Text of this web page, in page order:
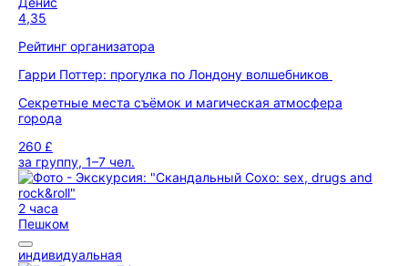
4,35
Рейтинг организатора
Гарри Поттер: прогулка по Лондону волшебников
Секретные места съёмок и магическая атмосфера
города
260 £
за группу, 1–7 чел.
2 часа
Пешком
индивидуальная